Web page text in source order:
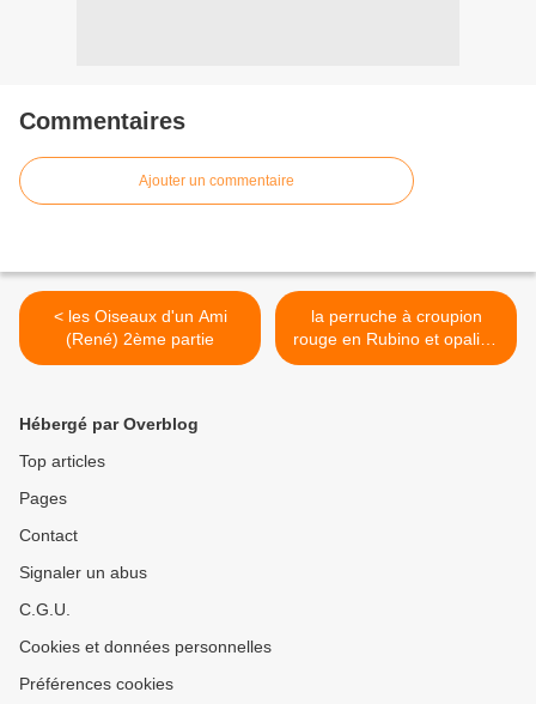
Commentaires
Ajouter un commentaire
< les Oiseaux d'un Ami
(René) 2ème partie
la perruche à croupion
rouge en Rubino et opaline
rouge >
Hébergé par Overblog
Top articles
Pages
Contact
Signaler un abus
C.G.U.
Cookies et données personnelles
Préférences cookies